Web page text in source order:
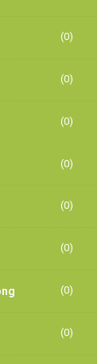
(0)
(0)
(0)
(0)
(0)
(0)
(0)
(0)